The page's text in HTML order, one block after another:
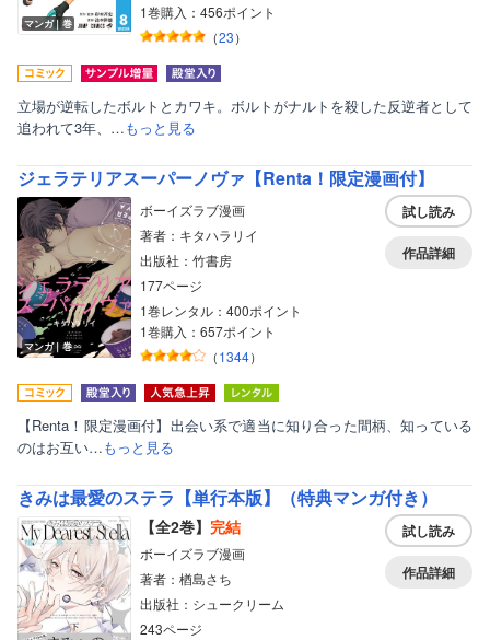
マンガ｜巻
1巻購入：456ポイント
（23）
立場が逆転したボルトとカワキ。ボルトがナルトを殺した反逆者として
追われて3年、…もっと見る
ジェラテリアスーパーノヴァ【Renta！限定漫画付】
マンガ｜巻
ボーイズラブ漫画
著者：キタハラリイ
出版社：竹書房
177ページ
1巻レンタル：400ポイント
1巻購入：657ポイント
（1344）
試し読み
作品詳細
【Renta！限定漫画付】出会い系で適当に知り合った間柄、知っている
のはお互い…もっと見る
きみは最愛のステラ【単行本版】（特典マンガ付き）
【全2巻】 完結
ボーイズラブ漫画
著者：楢島さち
出版社：シュークリーム
243ページ
試し読み
作品詳細